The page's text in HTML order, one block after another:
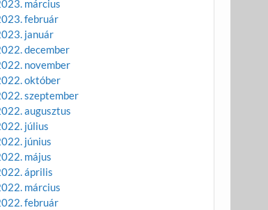
március
február
január
december
november
október
szeptember
augusztus
július
június
május
április
március
február